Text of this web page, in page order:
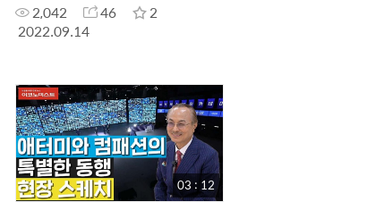
2,042 46
2
2022.09.14
03 : 12